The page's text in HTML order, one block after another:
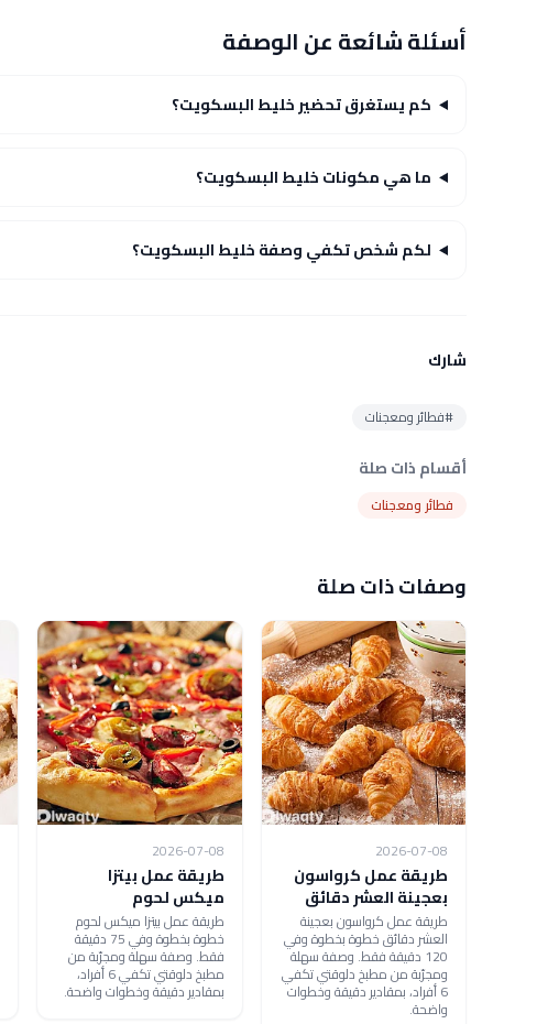
أسئلة شائعة عن الوصفة
كم يستغرق تحضير خليط البسكويت؟
ما هي مكونات خليط البسكويت؟
لكم شخص تكفي وصفة خليط البسكويت؟
شارك
#فطائر ومعجنات
أقسام ذات صلة
فطائر ومعجنات
وصفات ذات صلة
2026-07-08
طريقة عمل كرواسون
بعجينة العشر دقائق
طريقة عمل كرواسون بعجينة
العشر دقائق خطوة بخطوة وفي
120 دقيقة فقط. وصفة سهلة
ومجرّبة من مطبخ دلوقتي تكفي
6 أفراد، بمقادير دقيقة وخطوات
واضحة.
2026-07-08
طريقة عمل بيتزا
ميكس لحوم
طريقة عمل بيتزا ميكس لحوم
خطوة بخطوة وفي 75 دقيقة
فقط. وصفة سهلة ومجرّبة من
مطبخ دلوقتي تكفي 6 أفراد،
بمقادير دقيقة وخطوات واضحة.